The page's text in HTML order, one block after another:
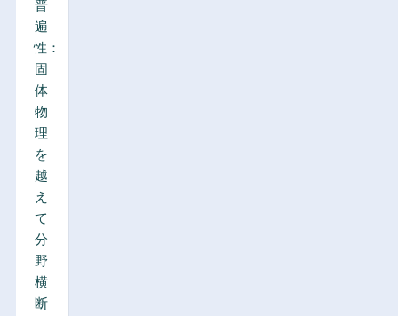
普
遍
性：
固
体
物
理
を
越
え
て
分
野
横
断